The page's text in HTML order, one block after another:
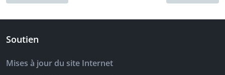
Soutien
Mises à jour du site Internet